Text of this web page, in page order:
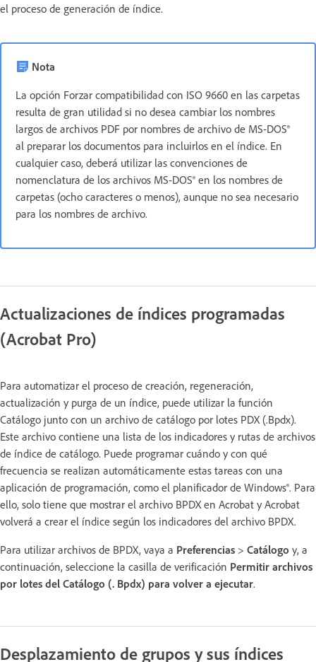
el proceso de generación de índice.
Nota
La opción Forzar compatibilidad con ISO 9660 en las carpetas
resulta de gran utilidad si no desea cambiar los nombres
largos de archivos PDF por nombres de archivo de MS-DOS®
al preparar los documentos para incluirlos en el índice. En
cualquier caso, deberá utilizar las convenciones de
nomenclatura de los archivos MS-DOS® en los nombres de
carpetas (ocho caracteres o menos), aunque no sea necesario
para los nombres de archivo.
Actualizaciones de índices programadas
(Acrobat Pro)
Para automatizar el proceso de creación, regeneración,
actualización y purga de un índice, puede utilizar la función
Catálogo junto con un archivo de catálogo por lotes PDX (.Bpdx).
Este archivo contiene una lista de los indicadores y rutas de archivos
de índice de catálogo. Puede programar cuándo y con qué
frecuencia se realizan automáticamente estas tareas con una
aplicación de programación, como el planificador de Windows®. Para
ello, solo tiene que mostrar el archivo BPDX en Acrobat y Acrobat
volverá a crear el índice según los indicadores del archivo BPDX.
Para utilizar archivos de BPDX, vaya a Preferencias > Catálogo y, a
continuación, seleccione la casilla de verificación Permitir archivos
por lotes del Catálogo (. Bpdx) para volver a ejecutar.
Desplazamiento de grupos y sus índices